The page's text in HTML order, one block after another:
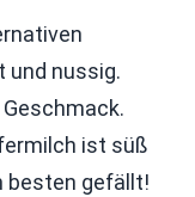
und nussig.
ist süß
besten gefällt!